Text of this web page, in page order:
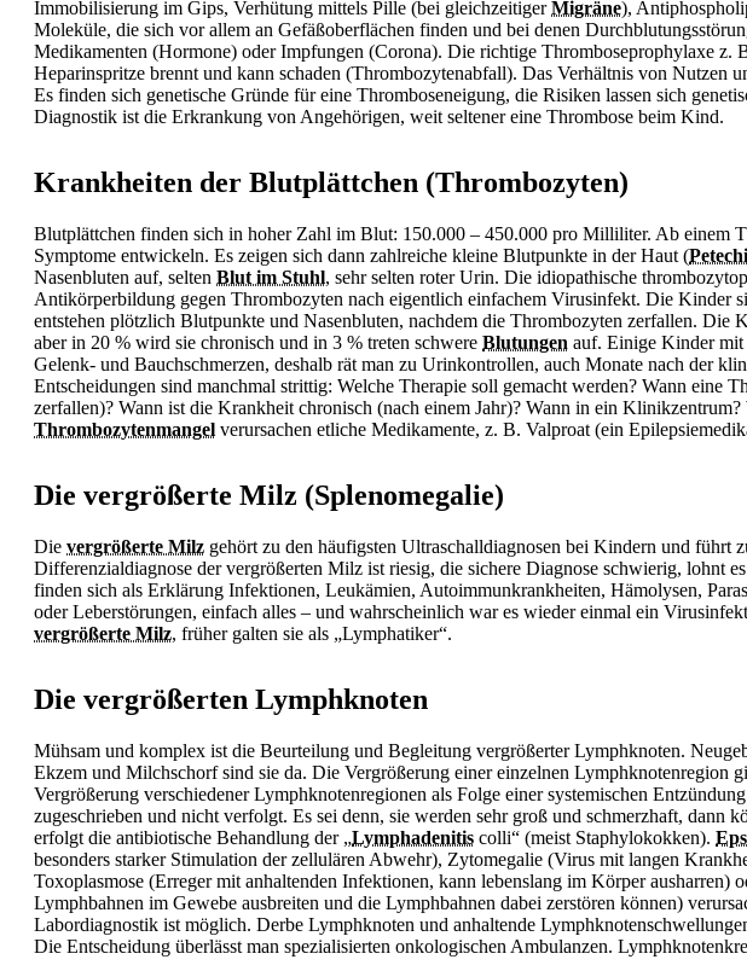
Immobilisierung im Gips, Verhütung mittels Pille (bei gleichzeitigerMigräne),
Moleküle, die sich vor allem an Gefäßoberflächen finden und bei denen
Medikamenten (Hormone) oder Impfungen (Corona). Die richtige Thromboseprophylaxe z.
Heparinspritze brennt und kann schaden (Thrombozytenabfall). Das Verhältnis von Nutzen
Es finden sich genetische Gründe für eine Thromboseneigung, die Risiken lassen sich
Diagnostik ist die Erkrankung von Angehörigen, weit seltener eine Thrombose beim Kind.
Krankheiten der Blutplättchen (Thrombozyten)
Blutplättchen finden sich in hoher Zahl im Blut: 150.000 – 450.000 pro Milliliter. Ab einem
Symptome entwickeln. Es zeigen sich dann zahlreiche kleine Blutpunkte in der Haut (
Nasenbluten auf, selten Blut im Stuhl, sehr selten roter Urin. Die idiopathische
Antikörperbildung gegen Thrombozyten nach eigentlich einfachem Virusinfekt. Die Kinder
entstehen plötzlich Blutpunkte und Nasenbluten, nachdem die Thrombozyten zerfallen. Die
aber in 20 % wird sie chronisch und in 3 % treten schwere Blutungen auf. Einige Kinder mit
Gelenk- und Bauchschmerzen, deshalb rät man zu Urinkontrollen, auch Monate nach der
Entscheidungen sind manchmal strittig: Welche Therapie soll gemacht werden? Wann eine
zerfallen)? Wann ist die Krankheit chronisch (nach einem Jahr)? Wann in ein
Thrombozytenmangel verursachen etliche Medikamente, z. B. Valproat (ein
Die vergrößerte Milz (Splenomegalie)
Die vergrößerte Milz gehört zu den häufigsten Ultraschalldiagnosen bei Kindern und führt
Differenzialdiagnose der vergrößerten Milz ist riesig, die sichere Diagnose schwierig, lohnt
finden sich als Erklärung Infektionen, Leukämien, Autoimmunkrankheiten, Hämolysen,
oder Leberstörungen, einfach alles – und wahrscheinlich war es wieder einmal ein
vergrößerte Milz, früher galten sie als „Lymphatiker“.
Die vergrößerten Lymphknoten
Mühsam und komplex ist die Beurteilung und Begleitung vergrößerter Lymphknoten.
Ekzem und Milchschorf sind sie da. Die Vergrößerung einer einzelnen Lymphknotenregion
Vergrößerung verschiedener Lymphknotenregionen als Folge einer systemischen
zugeschrieben und nicht verfolgt. Es sei denn, sie werden sehr groß und schmerzhaft, dann
erfolgt die antibiotische Behandlung der „Lymphadenitis colli“ (meist Staphylokokken).
besonders starker Stimulation der zellulären Abwehr), Zytomegalie (Virus mit langen
Toxoplasmose (Erreger mit anhaltenden Infektionen, kann lebenslang im Körper ausharren)
Lymphbahnen im Gewebe ausbreiten und die Lymphbahnen dabei zerstören können)
Labordiagnostik ist möglich. Derbe Lymphknoten und anhaltende
Die Entscheidung überlässt man spezialisierten onkologischen Ambulanzen.